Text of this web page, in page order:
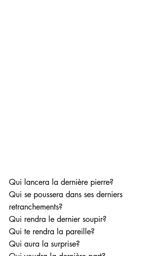
Qui lancera la dernière pierre?
Qui se poussera dans ses derniers
retranchements?
Qui rendra le dernier soupir?
Qui te rendra la pareille?
Qui aura la surprise?